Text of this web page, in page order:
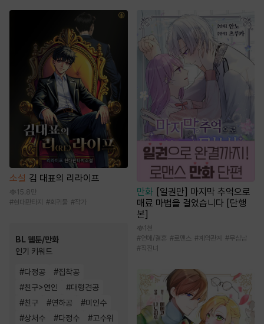
소설 김 대표의 리라이프
15.8만
#현대판타지 #회귀물 #작가
BL 웹툰/만화
인기 키워드
#다정공 #집착공
#친구>연인 #대형견공
#친구 #연하공 #미인수
#상처수 #다정수 #고수위
만화 [일권만] 마지막 추억으로
매료 마법을 걸었습니다 [단행
본]
1천
#연애/결혼 #로맨스 #계약관계 #무심남
#직진녀